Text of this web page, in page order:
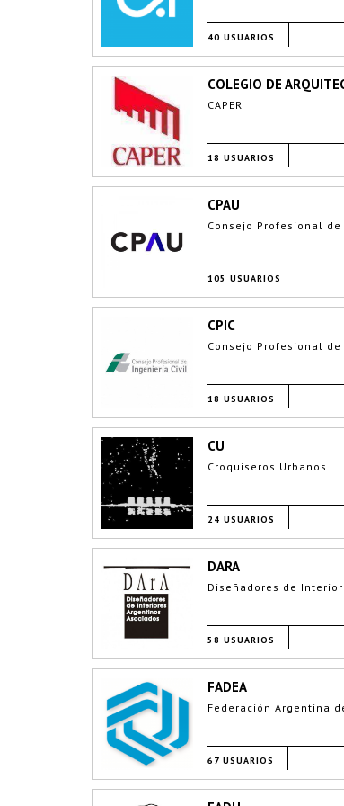
40 USUARIOS
COLEGIO DE
CAPER
18 USUARIOS
CPAU
Consejo Profesional
105 USUARIOS
CPIC
Consejo Profesional
18 USUARIOS
CU
Croquiseros Urbanos
24 USUARIOS
DARA
Diseñadores de
58 USUARIOS
FADEA
Federación Argentina
67 USUARIOS